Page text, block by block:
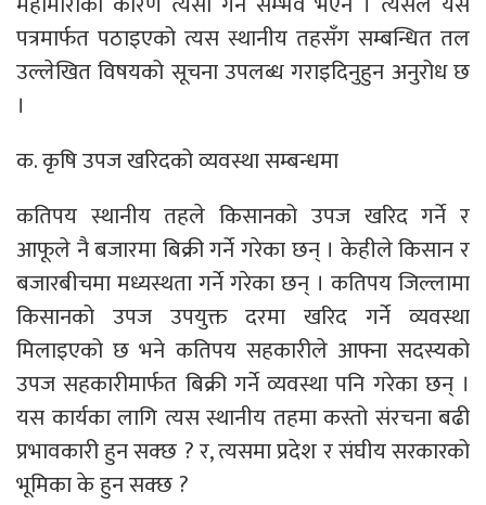
पत्रमार्फत पठाइएको त्यस स्थानीय तहसँग सम्बन्धित तल
उल्लेखित विषयको सूचना उपलब्ध गराइदिनुहुन अनुरोध छ
।
क. कृषि उपज खरिदको व्यवस्था सम्बन्धमा
कतिपय स्थानीय तहले किसानको उपज खरिद गर्ने र
आफूले नै बजारमा बिक्री गर्ने गरेका छन् । केहीले किसान र
बजारबीचमा मध्यस्थता गर्ने गरेका छन् । कतिपय जिल्लामा
किसानको उपज उपयुक्त दरमा खरिद गर्ने व्यवस्था
मिलाइएको छ भने कतिपय सहकारीले आफ्ना सदस्यको
उपज सहकारीमार्फत बिक्री गर्ने व्यवस्था पनि गरेका छन् ।
यस कार्यका लागि त्यस स्थानीय तहमा कस्तो संरचना बढी
प्रभावकारी हुन सक्छ ? र, त्यसमा प्रदेश र संघीय सरकारको
भूमिका के हुन सक्छ ?